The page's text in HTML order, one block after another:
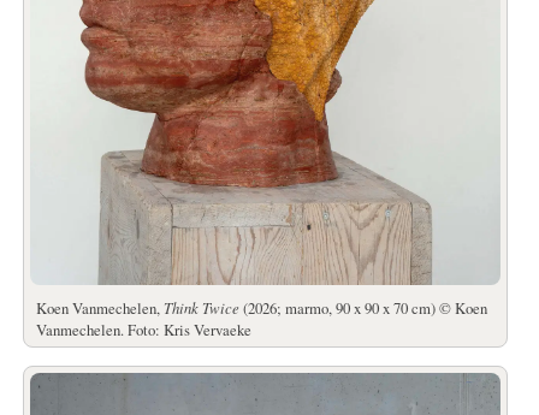
Koen Vanmechelen, Think Twice (2026; marmo, 90 x 90 x 70 cm) © Koen
Vanmechelen. Foto: Kris Vervaeke